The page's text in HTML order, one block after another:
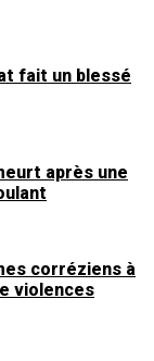
fait un blessé
après une
corréziens à
violences